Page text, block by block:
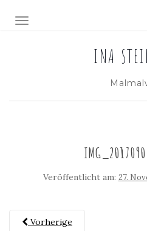
NAVIGATION EIN-/
INA
Veröffentlicht am: 27.
Vorherige